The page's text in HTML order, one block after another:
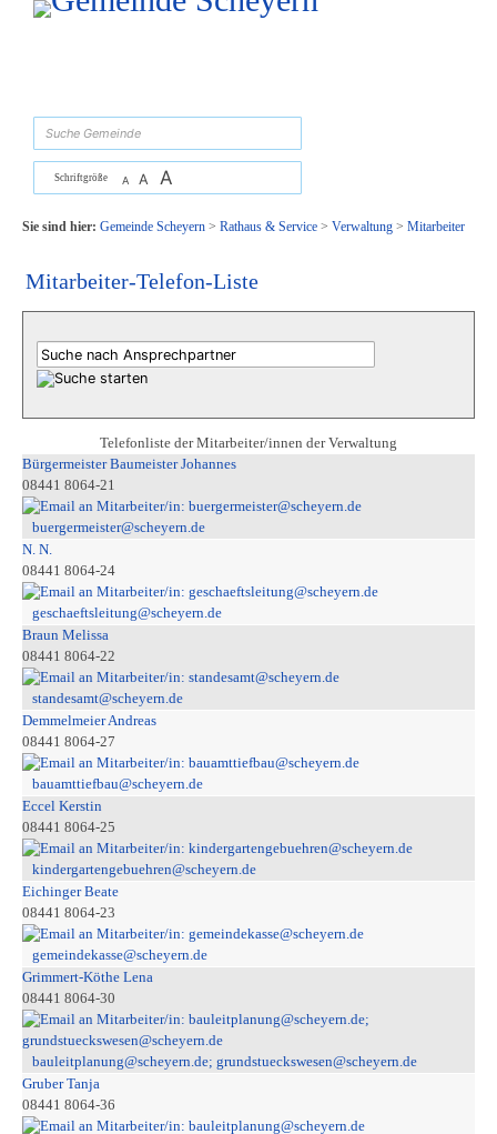
Zum Inhalt, zur Navigationoder zur Startseite springen.
Schriftgröße A A A
Sie sind hier: Gemeinde Scheyern> Rathaus & Service> Verwaltung> Mitarbeiter
Mitarbeiter-Telefon-Liste
Telefonliste der Mitarbeiter/innen der Verwaltung
Bürgermeister Baumeister Johannes
08441 8064-21
buergermeister@scheyern.de
N. N.
08441 8064-24
geschaeftsleitung@scheyern.de
Braun Melissa
08441 8064-22
standesamt@scheyern.de
Demmelmeier Andreas
08441 8064-27
bauamttiefbau@scheyern.de
Eccel Kerstin
08441 8064-25
kindergartengebuehren@scheyern.de
Eichinger Beate
08441 8064-23
gemeindekasse@scheyern.de
Grimmert-Köthe Lena
08441 8064-30
bauleitplanung@scheyern.de; grundstueckswesen@scheyern.de
Gruber Tanja
08441 8064-36